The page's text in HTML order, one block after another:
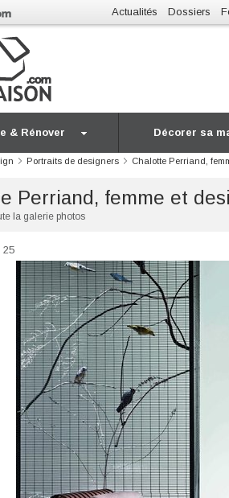
Actualités Dossiers
& Rénover Décorer sa
Portraits de designers Chalotte Perriand,
Perriand, femme et
la galerie photos
25